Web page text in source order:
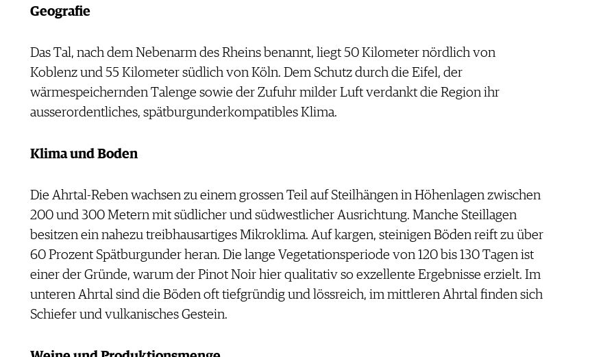
Geografie
Das Tal, nach dem Nebenarm des Rheins benannt, liegt 50 Kilometer nördlich von
Koblenz und 55 Kilometer südlich von Köln. Dem Schutz durch die Eifel, der
wärmespeichernden Talenge sowie der Zufuhr milder Luft verdankt die Region ihr
ausserordentliches, spätburgunderkompatibles Klima.
Klima und Boden
Die Ahrtal-Reben wachsen zu einem grossen Teil auf Steilhängen in Höhenlagen zwischen
200 und 300 Metern mit südlicher und südwestlicher Ausrichtung. Manche Steillagen
besitzen ein nahezu treibhausartiges Mikroklima. Auf kargen, steinigen Böden reift zu über
60 Prozent Spätburgunder heran. Die lange Vegetationsperiode von 120 bis 130 Tagen ist
einer der Gründe, warum der Pinot Noir hier qualitativ so exzellente Ergebnisse erzielt. Im
unteren Ahrtal sind die Böden oft tiefgründig und lössreich, im mittleren Ahrtal finden sich
Schiefer und vulkanisches Gestein.